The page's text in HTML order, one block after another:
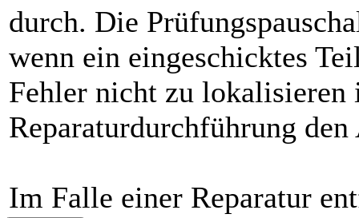
durch. Die
wenn ein eingeschicktes
Fehler nicht zu lokalisieren
Reparaturdurchführung
Im Falle einer Reparatur